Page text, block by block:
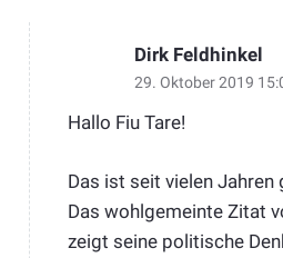
Dirk Feldhinkel
29. Oktober 2019
Hallo Fiu Tare!
Das ist seit vielen Jahren
Das wohlgemeinte Zitat
zeigt seine politische